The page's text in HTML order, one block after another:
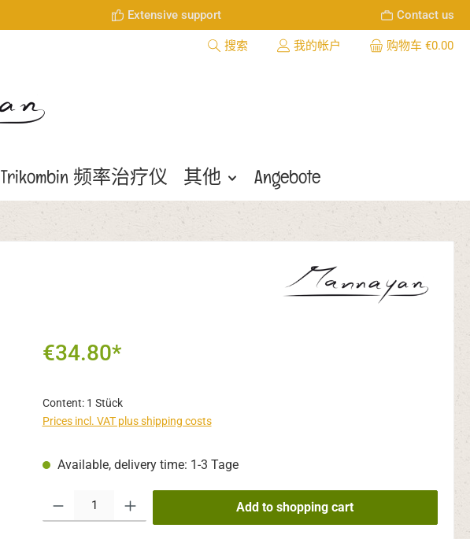
Extensive support Contact us
搜索 我的帐户 购物车 €0.00
Trikombin 频率治疗仪 其他 Angebote
€34.80*
Content: 1 Stück
Prices incl. VAT plus shipping costs
Available, delivery time: 1-3 Tage
Add to shopping cart